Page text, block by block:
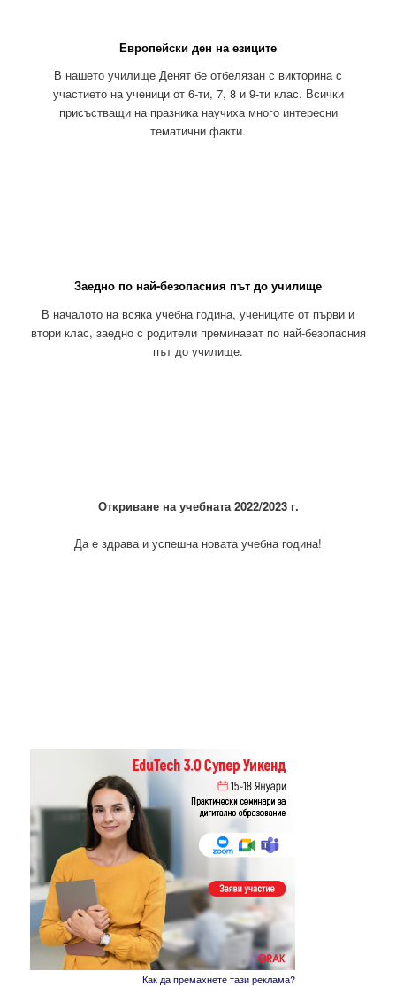
Европейски ден на езиците
В нашето училище Денят бе отбелязан с викторина с
участието на ученици от 6-ти, 7, 8 и 9-ти клас. Всички
присъстващи на празника научиха много интересни
тематични факти.
Заедно по най-безопасния път до училище
В началото на всяка учебна година, учениците от първи и
втори клас, заедно с родители преминават по най-безопасния
път до училище.
Откриване на учебната 2022/2023 г.
Да е здрава и успешна новата учебна година!
Как да премахнете тази реклама?